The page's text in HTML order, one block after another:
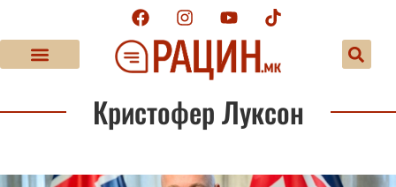
Кристофер Луксон